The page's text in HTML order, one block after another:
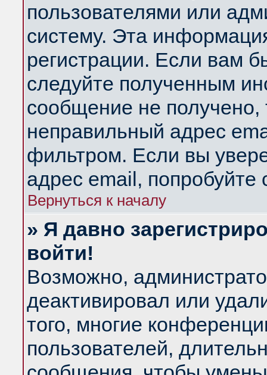
пользователями или
систему. Эта
регистрации. Если вам
следуйте полученным
сообщение не получено,
неправильный адрес
фильтром. Если вы
адрес email, попробуйте
Вернуться к началу
» Я давно
войти!
Возможно,
деактивировал или
того, многие
пользователей,